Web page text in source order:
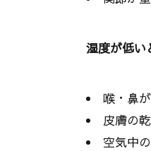
湿度が低
喉・鼻
皮膚の
空気中